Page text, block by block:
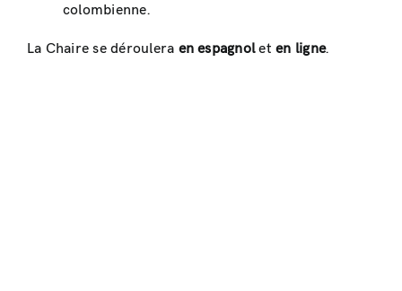
colombienne.
La Chaire se déroulera en espagnoleten ligne.